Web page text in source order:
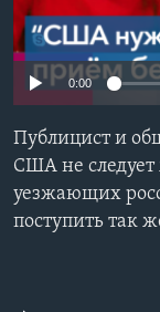
Learning English
Языки
0:00
Публицист и
США не cледует
уезжающих
поступить так